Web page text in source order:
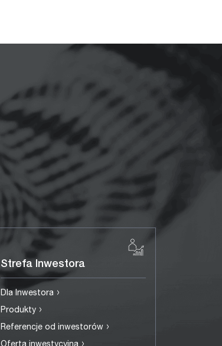
Strefa Inwestora
Dla Inwestora ›
Produkty ›
Referencje od inwestorów ›